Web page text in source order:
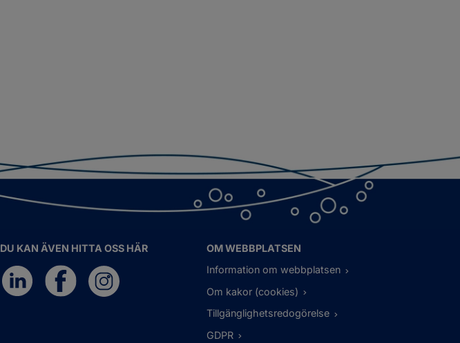
DU KAN ÄVEN HITTA OSS HÄR
OM WEBBPLATSEN
Information om webbplatsen
Om kakor (cookies)
Tillgänglighetsredogörelse
GDPR